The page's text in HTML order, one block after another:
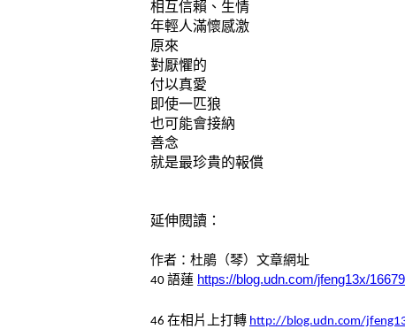
相互信賴、生情
年輕人滿懷感激
原來
對厭懼的
付以真愛
即使一匹狼
也可能會接納
善念
就是最珍貴的報償
延伸閱讀：
作者：杜鵑（琴）文章網址
40 語蓮 https://blog.udn.com/jfeng13x/
46 在相片上打轉 http://blog.udn.com/